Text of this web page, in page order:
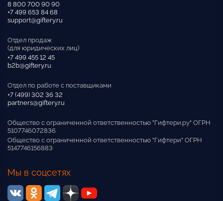
8 800 700 90 90
+7 499 653 84 68
support@giftery.ru
Отдел продаж
(для юридических лиц)
+7 499 455 12 45
b2b@giftery.ru
Отдел по работе с поставщиками
+7 (499) 302 36 32
partners@giftery.ru
Общество с ограниченной ответственностью "Гифтери.ру" ОГРН
5107746072836
Общество с ограниченной ответственностью "Гифтери" ОГРН
5147746156883
Мы в соцсетях